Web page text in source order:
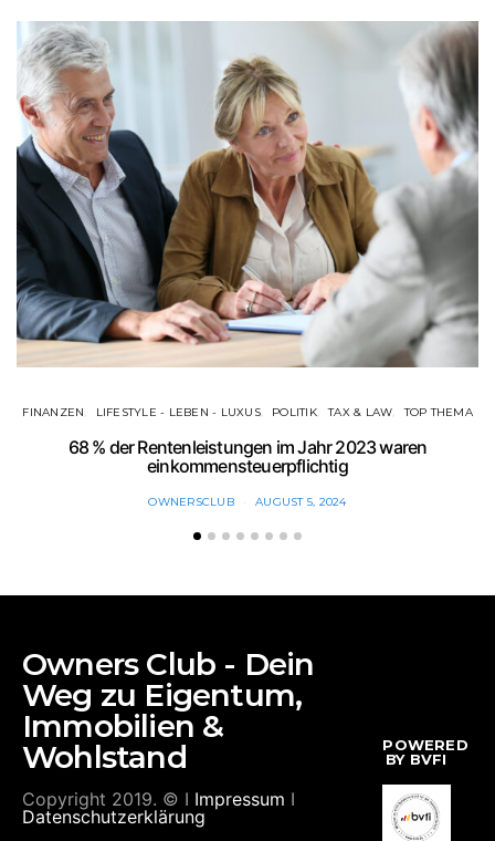
FINANZEN LIFESTYLE - LEBEN - LUXUS POLITIK TAX & LAW TOP THEMA
68 % der Rentenleistungen im Jahr 2023 waren
einkommensteuerpflichtig
OWNERSCLUB AUGUST 5, 2024
Owners Club - Dein
Weg zu Eigentum,
Immobilien &
Wohlstand
Copyright 2019. © I Impressum I
Datenschutzerklärung
POWERED
BY BVFI